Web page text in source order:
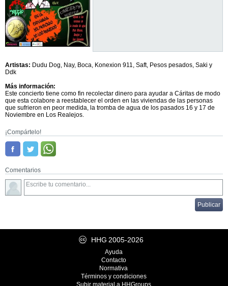
Artistas: Dudu Dog, Nay, Boca, Konexion 911, Saft, Pesos pesados, Saki y
Ddk
Más información:
Este concierto tiene como fin recolectar dinero para ayudar a Cáritas de modo
que esta colabore a reestablecer el orden en las viviendas de las personas
que sufrieron en peor medida, la tromba de agua de los pasados 16 y 17 de
Noviembre en Los Realejos.
¡Compártelo!
Comentarios
HHG 2005-2026
Ayuda
Contacto
Normativa
Términos y condiciones
Subir material a HHGroups